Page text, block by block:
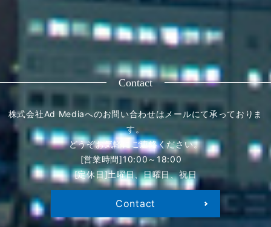
Contact
株式会社Ad Mediaへのお問い合わせはメールにて承っておりま
す。
どうぞお気軽にご連絡ください。
[営業時間]10:00～18:00
[定休日]土曜日、日曜日、祝日
Contact